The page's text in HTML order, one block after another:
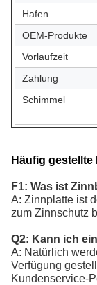
Hafen
OEM-Produkte
Vorlaufzeit
Zahlung
Schimmel
Häufig gestellte
F1: Was ist
A: Zinnplatte ist
zum Zinnschutz
Q2: Kann ich
A: Natürlich
Verfügung
Kundenservice-